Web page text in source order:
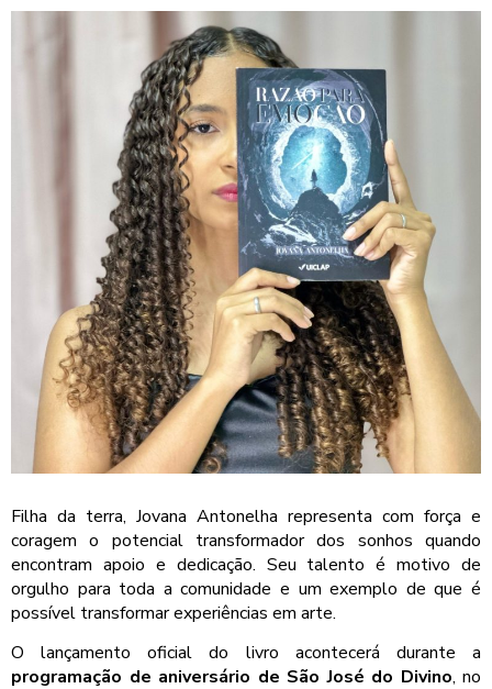
Filha da terra, Jovana Antonelha representa com força e
coragem o potencial transformador dos sonhos quando
encontram apoio e dedicação. Seu talento é motivo de
orgulho para toda a comunidade e um exemplo de que é
possível transformar experiências em arte.
O lançamento oficial do livro acontecerá durante a
programação de aniversário de São José do Divino, no